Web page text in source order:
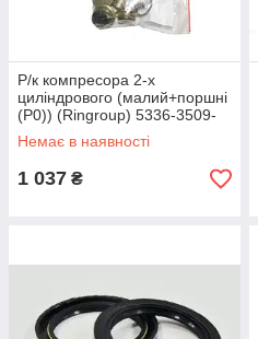
Р/к компресора 2-х
циліндрового (малий+поршні
(Р0)) (Ringroup) 5336-3509-
Р0 (2512)
Немає в наявності
1 037 ₴